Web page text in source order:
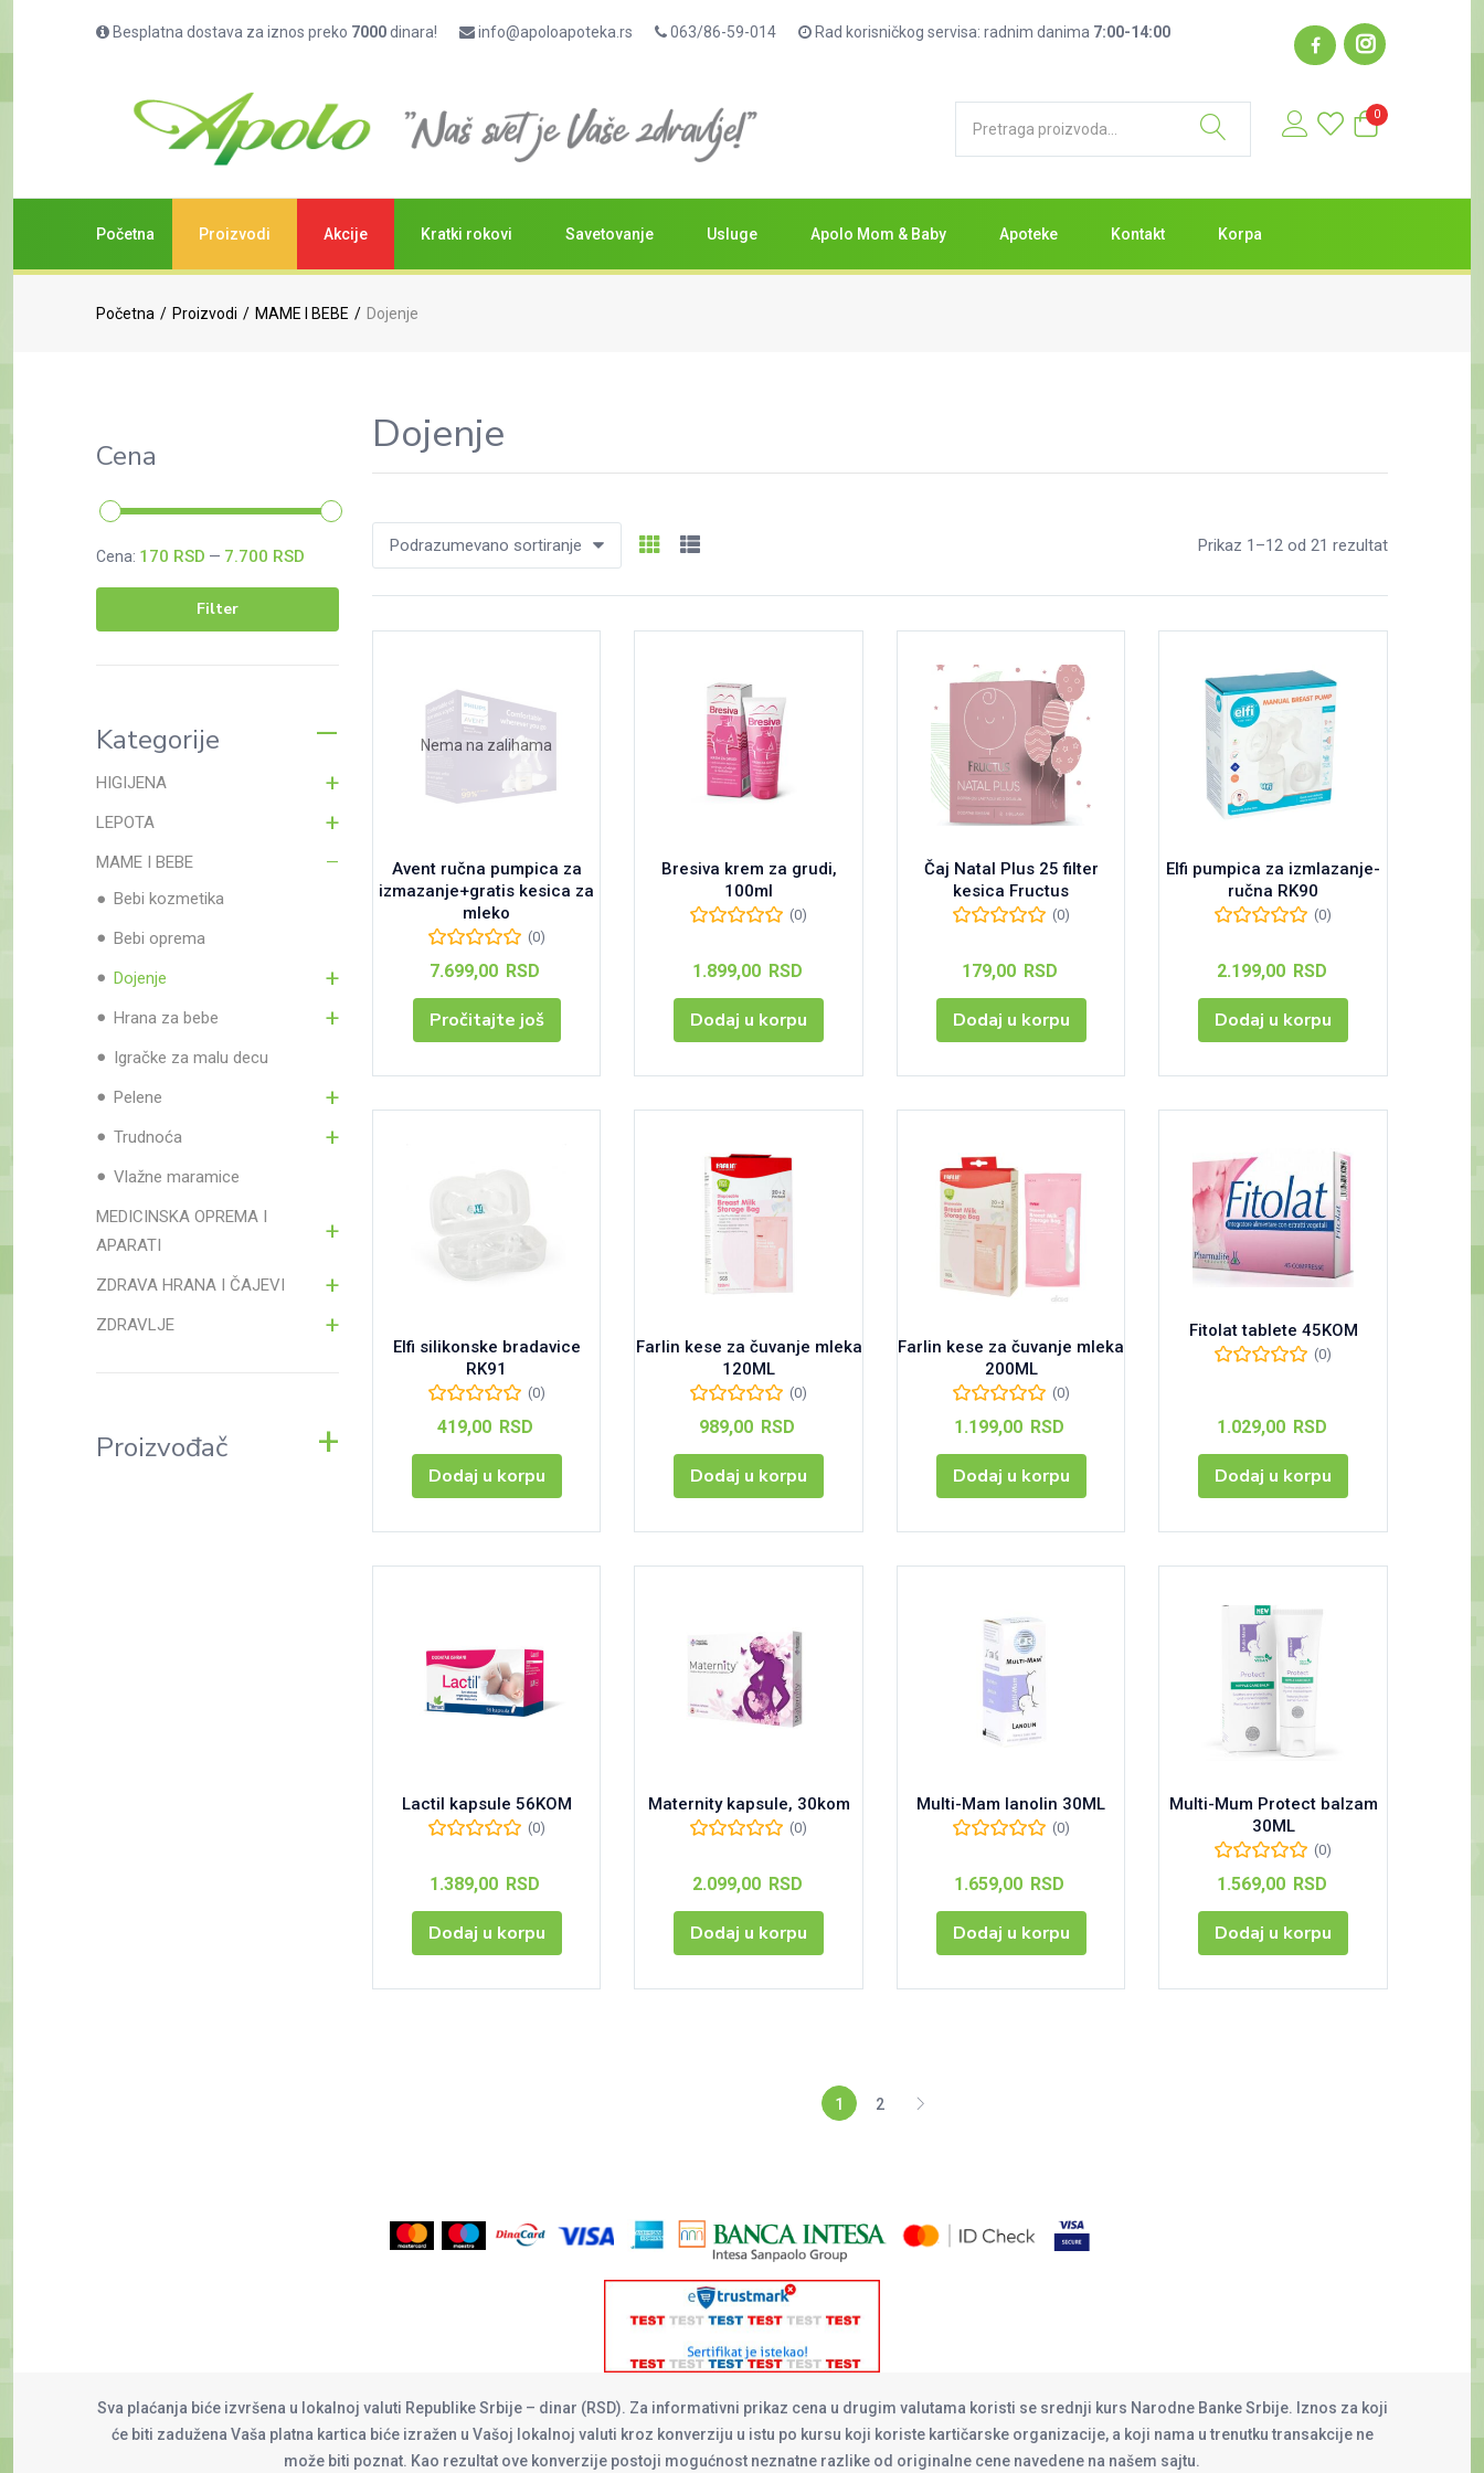
Besplatna dostava za iznos preko 7000dinara! info@apoloapoteka.rs 063/86-59-014 Rad korisničkog servisa: radnim danima 7:00-14:00
0
Početna Proizvodi Akcije Kratki rokovi Savetovanje Usluge Apolo Mom & Baby Apoteke Kontakt Korpa
Početna Proizvodi MAME I BEBE Dojenje
Cena
Filter
Cena: 170 RSD — 7.700 RSD
Kategorije
HIGIJENA
LEPOTA
MAME I BEBE
Bebi kozmetika
Bebi oprema
Dojenje
Hrana za bebe
Igračke za malu decu
Pelene
Trudnoća
Vlažne maramice
MEDICINSKA OPREMA I
APARATI
ZDRAVA HRANA I ČAJEVI
ZDRAVLJE
Proizvođač
Dojenje
Prikaz 1–12 od 21 rezultat
Podrazumevano sortiranje
Nema na zalihama
Avent ručna pumpica za
izmazanje+gratis kesica za
mleko
(0)
7.699,00 RSD
Pročitajte još
Bresiva krem za grudi,
100ml
(0)
1.899,00 RSD
Dodaj u korpu
Čaj Natal Plus 25 filter
kesica Fructus
(0)
179,00 RSD
Dodaj u korpu
Elfi pumpica za izmlazanje-
ručna RK90
(0)
2.199,00 RSD
Dodaj u korpu
Elfi silikonske bradavice
RK91
(0)
419,00 RSD
Dodaj u korpu
Farlin kese za čuvanje mleka
120ML
(0)
989,00 RSD
Dodaj u korpu
Farlin kese za čuvanje mleka
200ML
(0)
1.199,00 RSD
Dodaj u korpu
Fitolat tablete 45KOM
(0)
1.029,00 RSD
Dodaj u korpu
Lactil kapsule 56KOM
(0)
1.389,00 RSD
Dodaj u korpu
Maternity kapsule, 30kom
(0)
2.099,00 RSD
Dodaj u korpu
Multi-Mam lanolin 30ML
(0)
1.659,00 RSD
Dodaj u korpu
Multi-Mum Protect balzam
30ML
(0)
1.569,00 RSD
Dodaj u korpu
1 2
Sva plaćanja biće izvršena u lokalnoj valuti Republike Srbije – dinar (RSD). Za informativni prikaz cena u drugim valutama koristi se srednji kurs Narodne Banke Srbije. Iznos za koji
će biti zadužena Vaša platna kartica biće izražen u Vašoj lokalnoj valuti kroz konverziju u istu po kursu koji koriste kartičarske organizacije, a koji nama u trenutku transakcije ne
može biti poznat. Kao rezultat ove konverzije postoji mogućnost neznatne razlike od originalne cene navedene na našem sajtu.